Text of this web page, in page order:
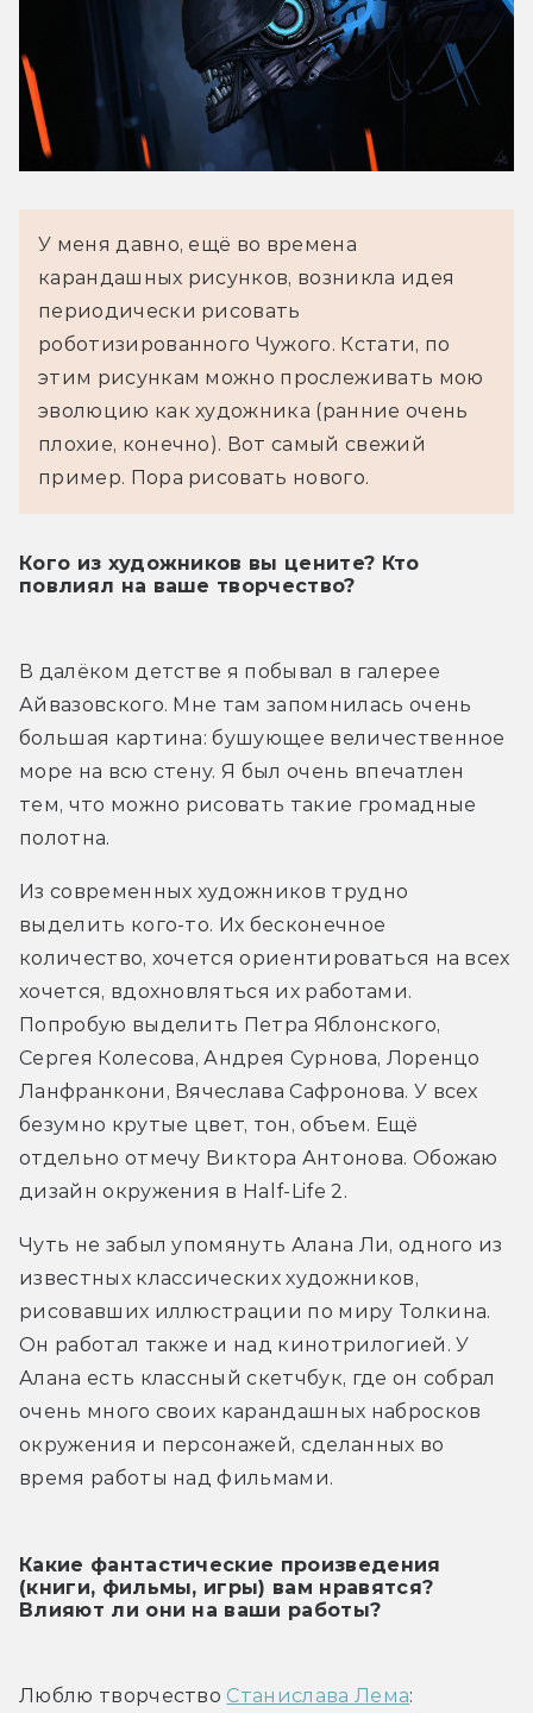
У меня давно, ещё во времена
карандашных рисунков, возникла идея
периодически рисовать
роботизированного Чужого. Кстати, по
этим рисункам можно прослеживать мою
эволюцию как художника (ранние очень
плохие, конечно). Вот самый свежий
пример. Пора рисовать нового.
Кого из художников вы цените? Кто
повлиял на ваше творчество?
В далёком детстве я побывал в галерее
Айвазовского. Мне там запомнилась очень
большая картина: бушующее величественное
море на всю стену. Я был очень впечатлен
тем, что можно рисовать такие громадные
полотна.
Из современных художников трудно
выделить кого-то. Их бесконечное
количество, хочется ориентироваться на всех
хочется, вдохновляться их работами.
Попробую выделить Петра Яблонского,
Сергея Колесова, Андрея Сурнова, Лоренцо
Ланфранкони, Вячеслава Сафронова. У всех
безумно крутые цвет, тон, объем. Ещё
отдельно отмечу Виктора Антонова. Обожаю
дизайн окружения в Half-Life 2.
Чуть не забыл упомянуть Алана Ли, одного из
известных классических художников,
рисовавших иллюстрации по миру Толкина.
Он работал также и над кинотрилогией. У
Алана есть классный скетчбук, где он собрал
очень много своих карандашных набросков
окружения и персонажей, сделанных во
время работы над фильмами.
Какие фантастические произведения
(книги, фильмы, игры) вам нравятся?
Влияют ли они на ваши работы?
Люблю творчество Станислава Лема: